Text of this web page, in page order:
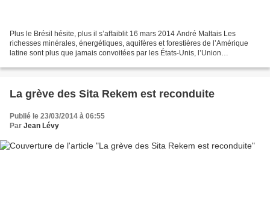
Plus le Brésil hésite, plus il s’affaiblit 16 mars 2014 André Maltais Les
richesses minérales, énergétiques, aquifères et forestières de l’Amérique
latine sont plus que jamais convoitées par les États-Unis, l’Union
La grève des Sita Rekem est reconduite
Publié le 23/03/2014 à 06:55
Par Jean Lévy